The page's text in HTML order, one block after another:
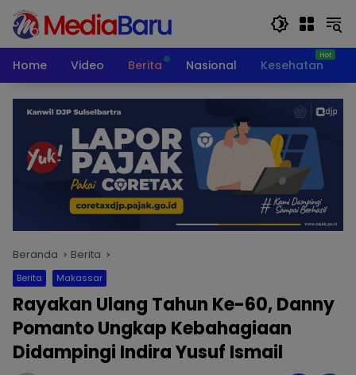
Langsung
konten
Home
Video Berita Nasional Kesehatan
Beranda Berita
Berita Makassar
Rayakan Ulang Tahun Ke-60, Danny
Pomanto Ungkap Kebahagiaan
Didampingi Indira Yusuf Ismail